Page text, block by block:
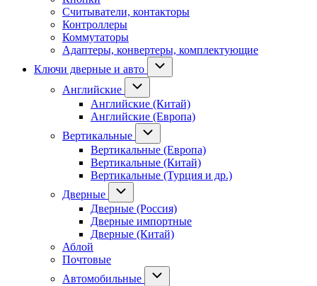
Считыватели, контакторы
Контроллеры
Коммутаторы
Адаптеры, конвертеры, комплектующие
Ключи дверные и авто
Английские
Английские (Китай)
Английские (Европа)
Вертикальные
Вертикальные (Европа)
Вертикальные (Китай)
Вертикальные (Турция и др.)
Дверные
Дверные (Россия)
Дверные импортные
Дверные (Китай)
Аблой
Почтовые
Автомобильные